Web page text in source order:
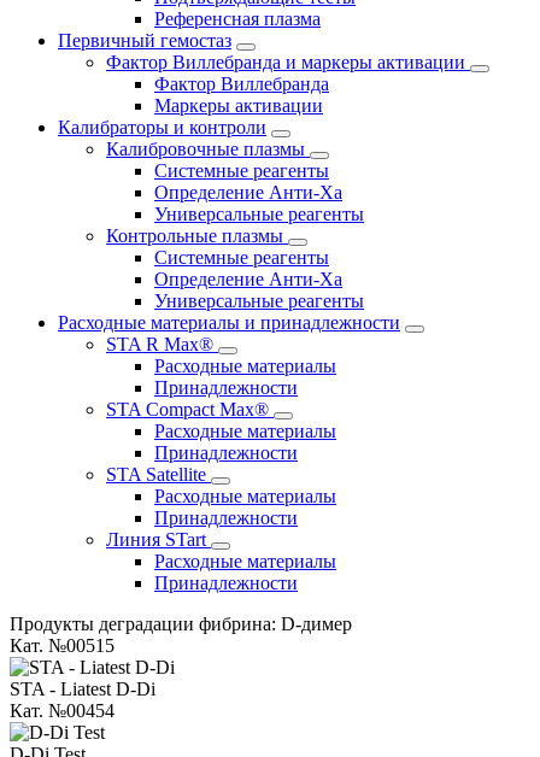
Референсная плазма
Первичный гемостаз
Фактор Виллебранда и маркеры активации
Фактор Виллебранда
Маркеры активации
Калибраторы и контроли
Калибровочные плазмы
Системные реагенты
Определение Анти-Ха
Универсальные реагенты
Контрольные плазмы
Системные реагенты
Определение Анти-Ха
Универсальные реагенты
Расходные материалы и принадлежности
STA R Max®
Расходные материалы
Принадлежности
STA Compact Max®
Расходные материалы
Принадлежности
STA Satellite
Расходные материалы
Принадлежности
Линия STart
Расходные материалы
Принадлежности
Продукты деградации фибрина: D-димер
Кат. №00515
STA - Liatest D-Di
Кат. №00454